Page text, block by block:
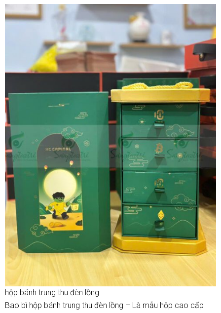
hộp bánh trung thu đèn lồng
Bao bì hộp bánh trung thu đèn lồng – Là mẫu hộp cao cấp